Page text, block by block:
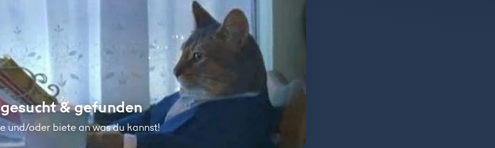
& gefunden
und/oder biete an was du kannst!